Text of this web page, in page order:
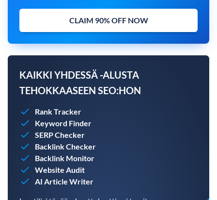
CLAIM 90% OFF NOW
KAIKKI YHDESSÄ -ALUSTA
TEHOKKAASEEN SEO:HON
Rank Tracker
Keyword Finder
SERP Checker
Backlink Checker
Backlink Monitor
Website Audit
AI Article Writer